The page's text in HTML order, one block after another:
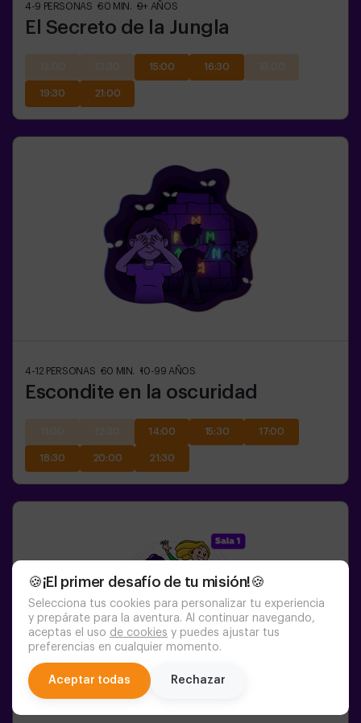
🍪¡El primer desafío de tu misión!🍪
Selecciona tus cookies para personalizar tu experiencia
y prepárate para la aventura. Al continuar navegando,
aceptas el uso de cookies y puedes ajustar tus
preferencias en cualquier momento.
Aceptar todas Rechazar
4-9 PERSONAS 60 MIN. 9+ AÑOS
El Secreto de la Jungla
15:00 16:30
19:30 21:00
4-12 PERSONAS 60 MIN. 10-99 AÑOS
Escondite en la oscuridad
14:00 15:30 17:00
18:30 20:00 21:30